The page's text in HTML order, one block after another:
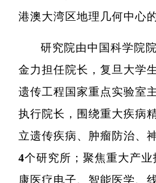
港澳大湾区地理几何中心
研究院由中国科学院
金力担任院长，复旦大学
遗传工程国家重点实验室
执行院长，围绕重大疾病
立遗传疾病、肿瘤防治、
4个研究所；聚焦重大产
康医疗电子、智能医学、